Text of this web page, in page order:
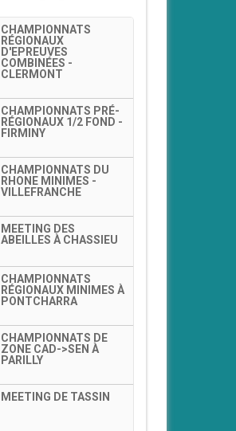
CHAMPIONNATS
RÉGIONAUX
D'EPREUVES
COMBINÉES -
CLERMONT
CHAMPIONNATS PRÉ-
RÉGIONAUX 1/2 FOND -
FIRMINY
CHAMPIONNATS DU
RHONE MINIMES -
VILLEFRANCHE
MEETING DES
ABEILLES À CHASSIEU
CHAMPIONNATS
RÉGIONAUX MINIMES À
PONTCHARRA
CHAMPIONNATS DE
ZONE CAD->SEN À
PARILLY
MEETING DE TASSIN